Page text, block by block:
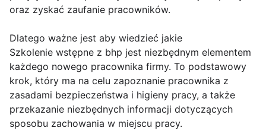
oraz zyskać zaufanie pracowników.
Dlatego ważne jest aby wiedzieć jakie
Szkolenie wstępne z bhp jest niezbędnym elementem
każdego nowego pracownika firmy. To podstawowy
krok, który ma na celu zapoznanie pracownika z
zasadami bezpieczeństwa i higieny pracy, a także
przekazanie niezbędnych informacji dotyczących
sposobu zachowania w miejscu pracy.